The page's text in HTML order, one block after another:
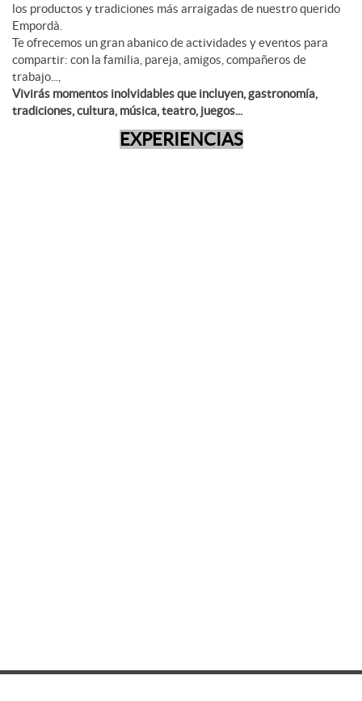
los productos y tradiciones más arraigadas de nuestro querido
Empordà.
Te ofrecemos un gran abanico de actividades y eventos para
compartir: con la familia, pareja, amigos, compañeros de
trabajo...,
Vivirás momentos inolvidables que incluyen, gastronomía,
tradiciones, cultura, música, teatro, juegos...
EXPERIENCIAS